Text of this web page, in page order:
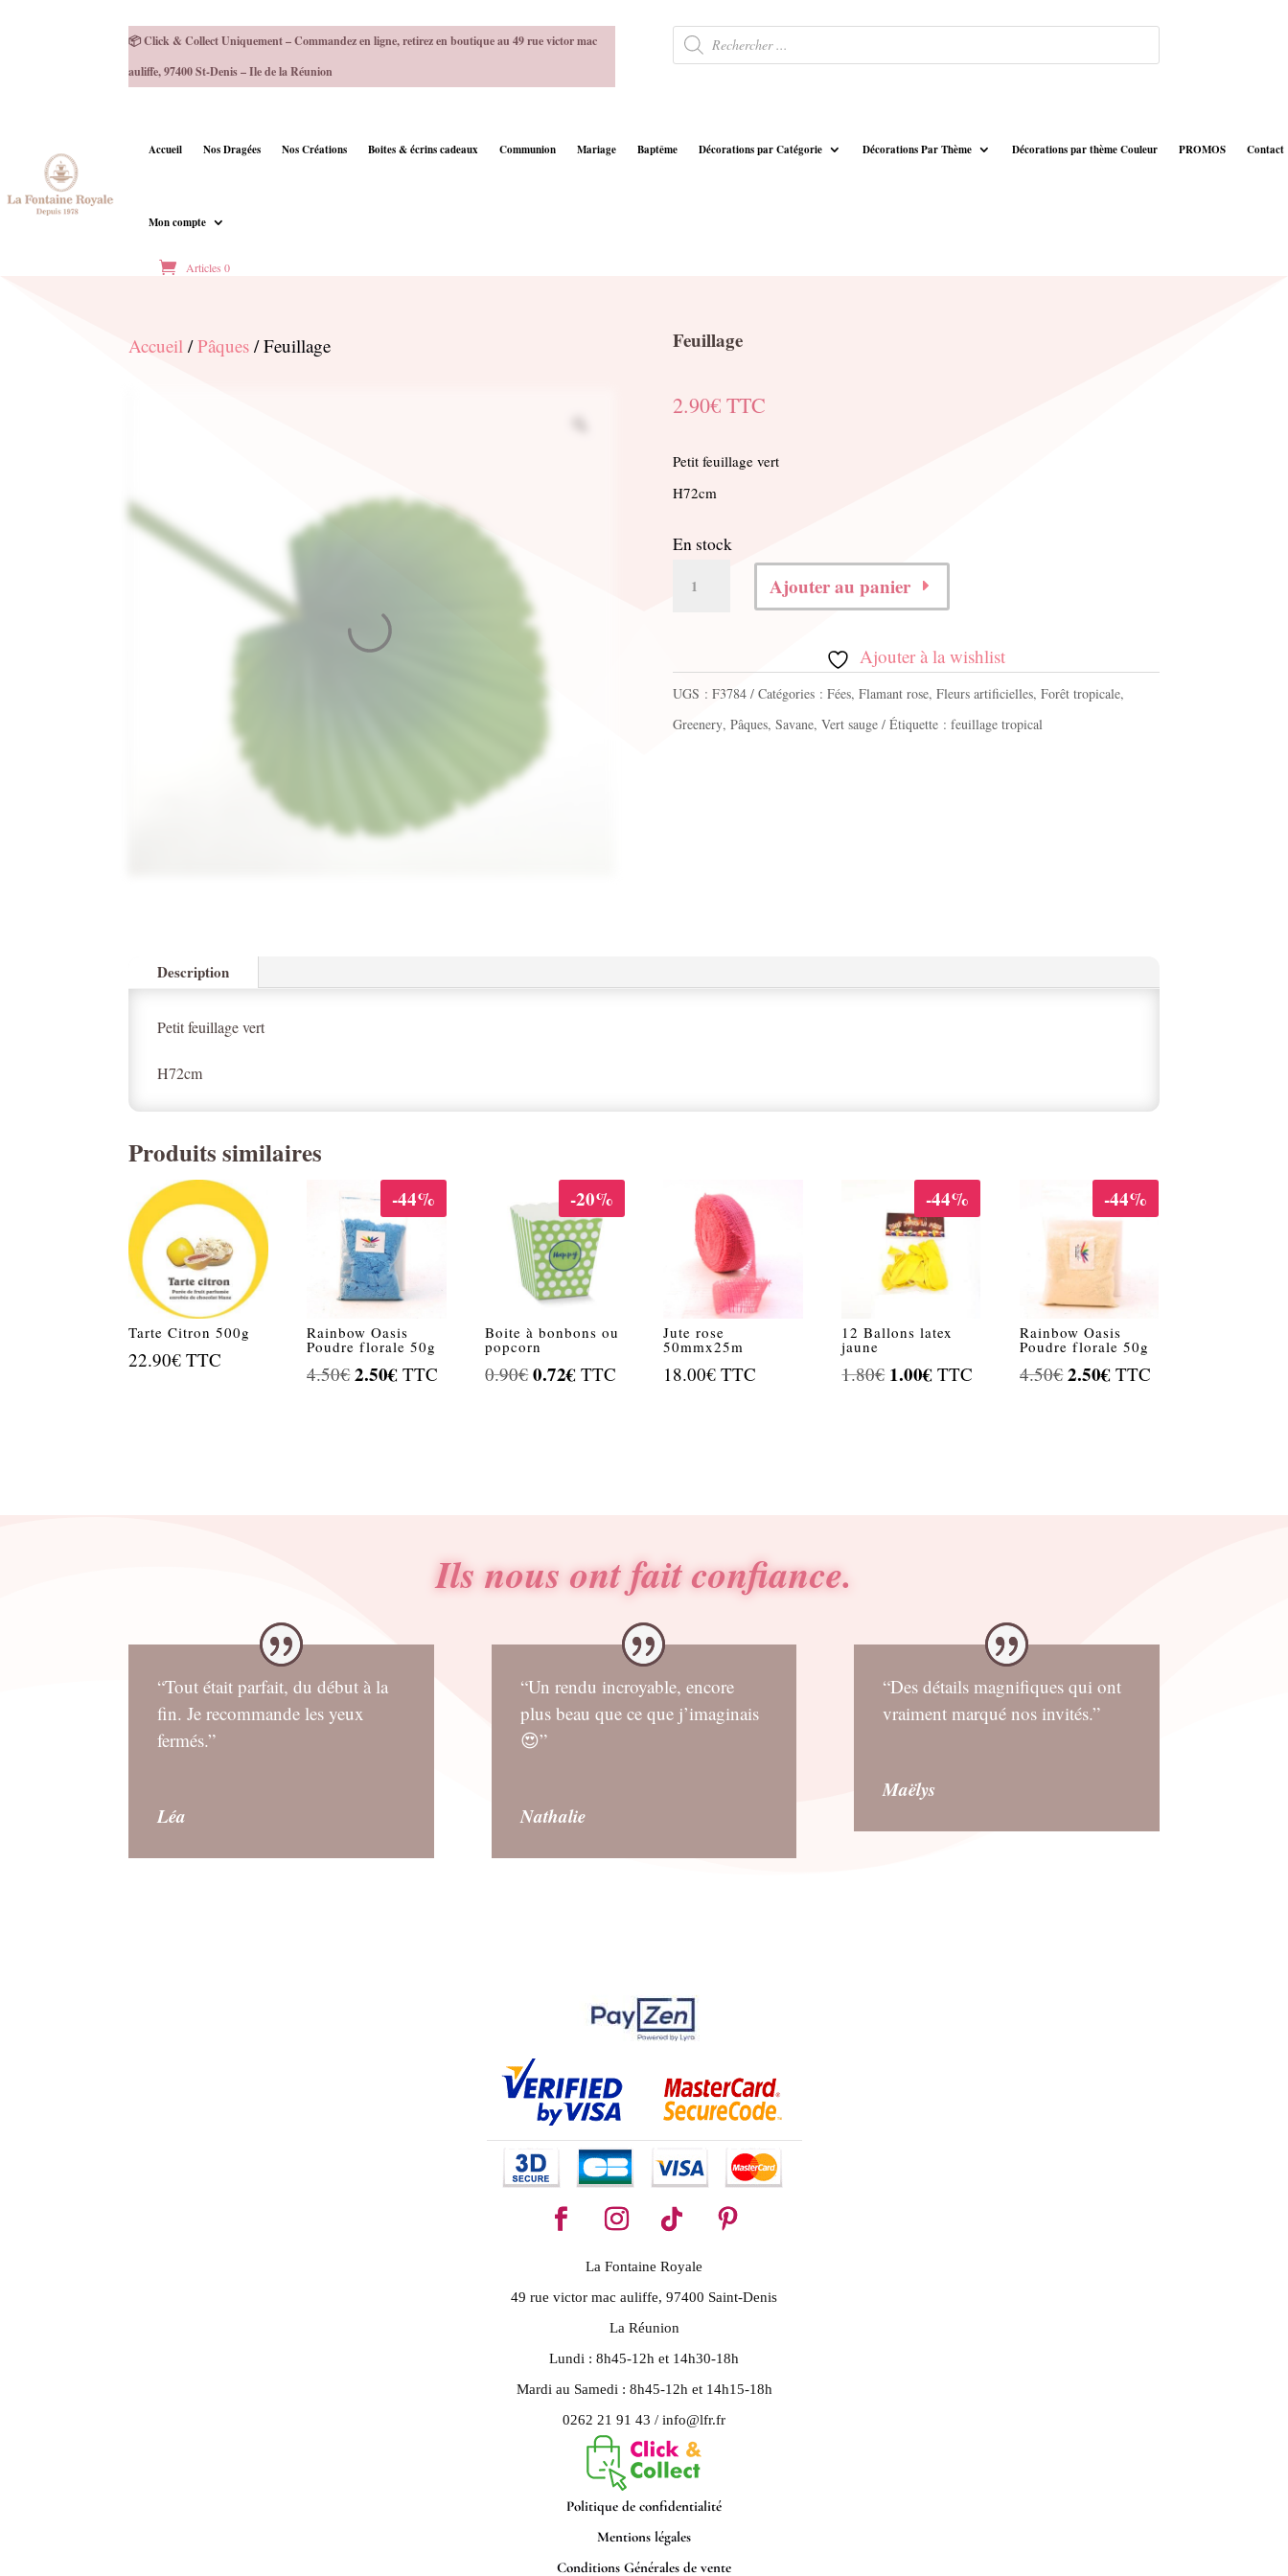
📦 Click & Collect Uniquement – Commandez en ligne, retirez en boutique au 49 rue victor mac
auliffe, 97400 St-Denis – Ile de la Réunion
Recherche
de
produits
Accueil Nos Dragées Nos Créations Boites & écrins cadeaux Communion Mariage Baptême Décorations par Catégorie Décorations Par Thème Décorations par thème Couleur PROMOS Contact
Mon compte
Articles 0
Accueil /Pâques / Feuillage Feuillage
2.90€ TTC
Petit feuillage vert
H72cm
En stock
Ajouter au panier
Ajouter à la wishlist
UGS : F3784 Catégories : Fées, Flamant rose, Fleurs artificielles, Forêt tropicale,
Greenery, Pâques, Savane, Vert sauge Étiquette : feuillage tropical
Description
Petit feuillage vert
H72cm
Produits similaires
Tarte Citron 500g
22.90€ TTC
-44%
Rainbow Oasis
Poudre florale 50g
4.50€Le
2.50€ Le
TTC
-20%
Boite à bonbons ou
popcorn
0.90€Le
0.72€ Le
TTC
Jute rose
50mmx25m
18.00€ TTC
-44%
12 Ballons latex
jaune
1.80€ Le
1.00€ Le
TTC
-44%
Rainbow Oasis
Poudre florale 50g
4.50€Le
2.50€ Le
TTC
Ils nous ont fait confiance.
“Tout était parfait, du début à la
fin. Je recommande les yeux
fermés.”
Léa
“Un rendu incroyable, encore
plus beau que ce que j’imaginais
😍”
Nathalie
“Des détails magnifiques qui ont
vraiment marqué nos invités.”
Maëlys
La Fontaine Royale
49 rue victor mac auliffe, 97400 Saint-Denis
La Réunion
Lundi : 8h45-12h et 14h30-18h
Mardi au Samedi : 8h45-12h et 14h15-18h
0262 21 91 43 / info@lfr.fr
Politique de confidentialité
Mentions légales
Conditions Générales de vente